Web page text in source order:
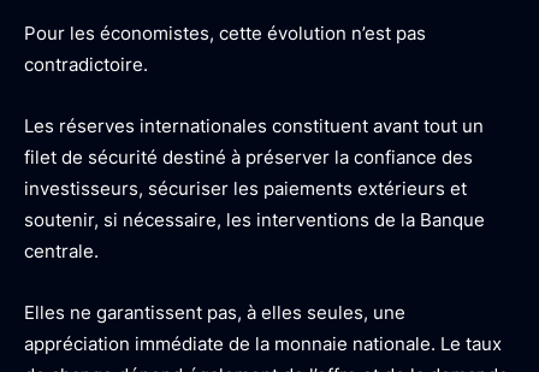
Pour les économistes, cette évolution n’est pas
contradictoire.
Les réserves internationales constituent avant tout un
filet de sécurité destiné à préserver la confiance des
investisseurs, sécuriser les paiements extérieurs et
soutenir, si nécessaire, les interventions de la Banque
centrale.
Elles ne garantissent pas, à elles seules, une
appréciation immédiate de la monnaie nationale. Le taux